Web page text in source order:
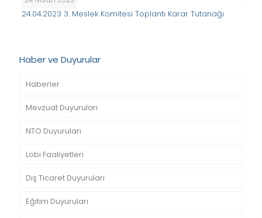
24.04.2023 3. Meslek Komitesi Toplantı Karar Tutanağı
Haber ve Duyurular
Haberler
Mevzuat Duyuruları
NTO Duyuruları
Lobi Faaliyetleri
Dış Ticaret Duyuruları
Eğitim Duyuruları